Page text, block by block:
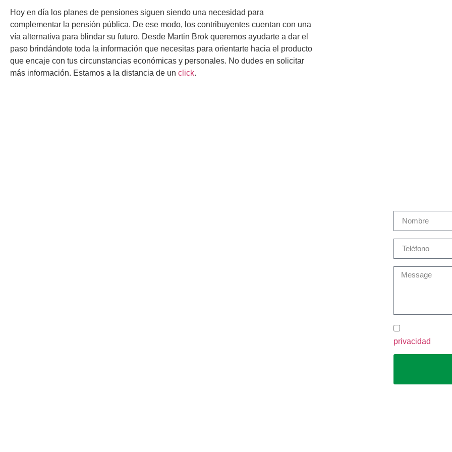
Hoy en día los planes de pensiones siguen siendo una necesidad para
complementar la pensión pública. De ese modo, los contribuyentes cuentan con una
vía alternativa para blindar su futuro. Desde Martin Brok queremos ayudarte a dar el
paso brindándote toda la información que necesitas para orientarte hacia el producto
que encaje con tus circunstancias económicas y personales. No dudes en solicitar
más información. Estamos a la distancia de un click.
privacidad